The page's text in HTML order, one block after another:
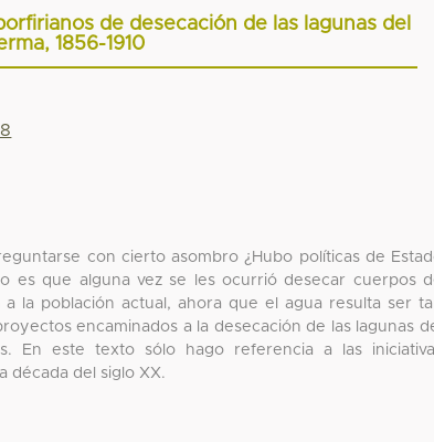
de desecación de las lagunas del
1856-1910
con cierto asombro ¿Hubo políticas de
es que alguna vez se les ocurrió desecar cuerpos
la población actual, ahora que el agua resulta ser
encaminados a la desecación de las lagunas
En este texto sólo hago referencia a las
década del siglo XX.